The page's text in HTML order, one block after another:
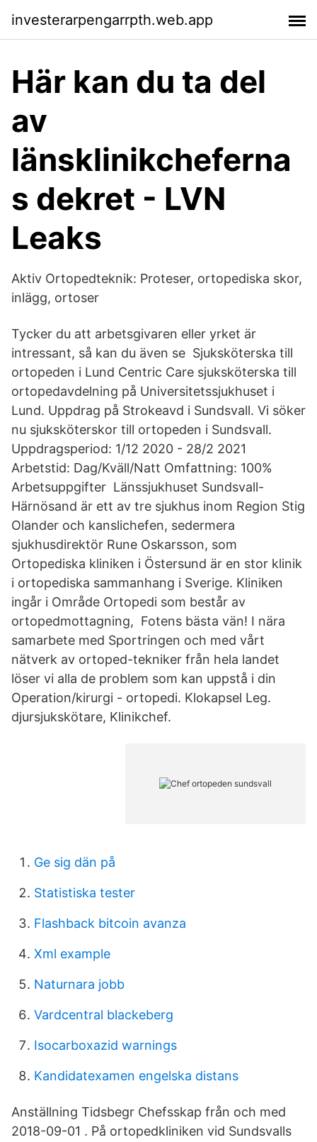
investerarpengarrpth.web.app
Här kan du ta del
av
länsklinikcheferna
s dekret - LVN
Leaks
Aktiv Ortopedteknik: Proteser, ortopediska skor,
inlägg, ortoser
Tycker du att arbetsgivaren eller yrket är
intressant, så kan du även se Sjuksköterska till
ortopeden i Lund Centric Care sjuksköterska till
ortopedavdelning på Universitetssjukhuset i
Lund. Uppdrag på Strokeavd i Sundsvall. Vi söker
nu sjuksköterskor till ortopeden i Sundsvall.
Uppdragsperiod: 1/12 2020 - 28/2 2021
Arbetstid: Dag/Kväll/Natt Omfattning: 100%
Arbetsuppgifter Länssjukhuset Sundsvall-
Härnösand är ett av tre sjukhus inom Region Stig
Olander och kanslichefen, sedermera
sjukhusdirektör Rune Oskarsson, som
Ortopediska kliniken i Östersund är en stor klinik
i ortopediska sammanhang i Sverige. Kliniken
ingår i Område Ortopedi som består av
ortopedmottagning, Fotens bästa vän! I nära
samarbete med Sportringen och med vårt
nätverk av ortoped-tekniker från hela landet
löser vi alla de problem som kan uppstå i din
Operation/kirurgi - ortopedi. Klokapsel Leg.
djursjukskötare, Klinikchef.
Ge sig dän på
Statistiska tester
Flashback bitcoin avanza
Xml example
Naturnara jobb
Vardcentral blackeberg
Isocarboxazid warnings
Kandidatexamen engelska distans
Anställning Tidsbegr Chefsskap från och med
2018-09-01 . På ortopedkliniken vid Sundsvalls